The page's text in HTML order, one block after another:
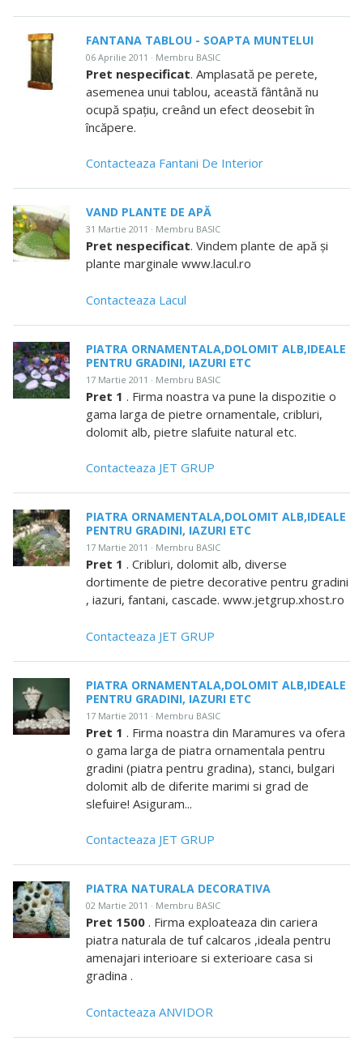
FANTANA TABLOU - SOAPTA MUNTELUI
06 Aprilie 2011 · Membru BASIC
Pret nespecificat. Amplasată pe perete,
asemenea unui tablou, această fântână nu
ocupă spaţiu, creând un efect deosebit în
încăpere.
Contacteaza Fantani De Interior
VAND PLANTE DE APĂ
31 Martie 2011 · Membru BASIC
Pret nespecificat. Vindem plante de apă şi
plante marginale www.lacul.ro
Contacteaza Lacul
PIATRA ORNAMENTALA,DOLOMIT ALB,IDEALE
PENTRU GRADINI, IAZURI ETC
17 Martie 2011 · Membru BASIC
Pret 1 . Firma noastra va pune la dispozitie o
gama larga de pietre ornamentale, cribluri,
dolomit alb, pietre slafuite natural etc.
Contacteaza JET GRUP
PIATRA ORNAMENTALA,DOLOMIT ALB,IDEALE
PENTRU GRADINI, IAZURI ETC
17 Martie 2011 · Membru BASIC
Pret 1 . Cribluri, dolomit alb, diverse
dortimente de pietre decorative pentru gradini
, iazuri, fantani, cascade. www.jetgrup.xhost.ro
Contacteaza JET GRUP
PIATRA ORNAMENTALA,DOLOMIT ALB,IDEALE
PENTRU GRADINI, IAZURI ETC
17 Martie 2011 · Membru BASIC
Pret 1 . Firma noastra din Maramures va ofera
o gama larga de piatra ornamentala pentru
gradini (piatra pentru gradina), stanci, bulgari
dolomit alb de diferite marimi si grad de
slefuire! Asiguram...
Contacteaza JET GRUP
PIATRA NATURALA DECORATIVA
02 Martie 2011 · Membru BASIC
Pret 1500 . Firma exploateaza din cariera
piatra naturala de tuf calcaros ,ideala pentru
amenajari interioare si exterioare casa si
gradina .
Contacteaza ANVIDOR